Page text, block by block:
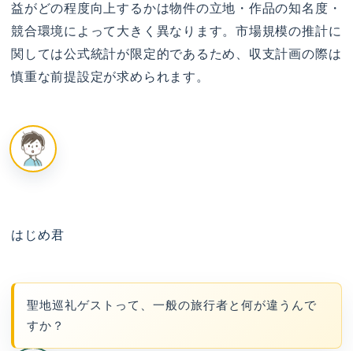
益がどの程度向上するかは物件の立地・作品の知名度・
競合環境によって大きく異なります。市場規模の推計に
関しては公式統計が限定的であるため、収支計画の際は
慎重な前提設定が求められます。
はじめ君
聖地巡礼ゲストって、一般の旅行者と何が違うんで
すか？